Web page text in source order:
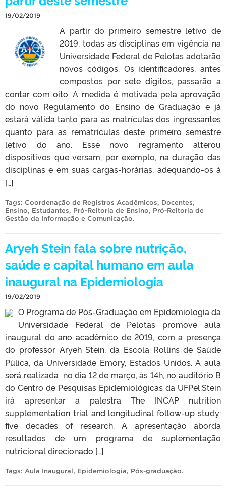
19/02/2019
A partir do primeiro semestre letivo de
2019, todas as disciplinas em vigência na
Universidade Federal de Pelotas adotarão
novos códigos. Os identificadores, antes
compostos por sete dígitos, passarão a
contar com oito. A medida é motivada pela aprovação
do novo Regulamento do Ensino de Graduação e já
estará válida tanto para as matrículas dos ingressantes
quanto para as rematrículas deste primeiro semestre
letivo do ano. Esse novo regramento alterou
dispositivos que versam, por exemplo, na duração das
disciplinas e em suas cargas-horárias, adequando-os à
[…]
Tags: Coordenação de Registros Acadêmicos, Docentes,
Ensino, Estudantes, Pró-Reitoria de Ensino, Pró-Reitoria de
Gestão da Informação e Comunicação.
Aryeh Stein fala sobre nutrição,
saúde e capital humano em aula
inaugural na Epidemiologia
19/02/2019
O Programa de Pós-Graduação em Epidemiologia da
Universidade Federal de Pelotas promove aula
inaugural do ano acadêmico de 2019, com a presença
do professor Aryeh Stein, da Escola Rollins de Saúde
Púlica, da Universidade Emory, Estados Unidos. A aula
será realizada no dia 12 de março, às 14h, no auditório B
do Centro de Pesquisas Epidemiológicas da UFPel.Stein
irá apresentar a palestra The INCAP nutrition
supplementation trial and longitudinal follow-up study:
five decades of research. A apresentação aborda
resultados de um programa de suplementação
nutricional direcionado […]
Tags: Aula Inaugural, Epidemiologia, Pós-graduação.